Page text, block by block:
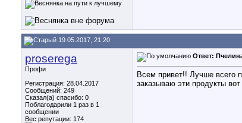
19.05.2017, 21:20
proserega
Профи
Регистрация: 28.04.2017
Сообщений: 249
Сказал(а) спасибо: 0
Поблагодарили 1 раз в 1
сообщении
Вес репутации: 174
Ответ:
Всем привет!! Лучше всего
заказываю эти продукты